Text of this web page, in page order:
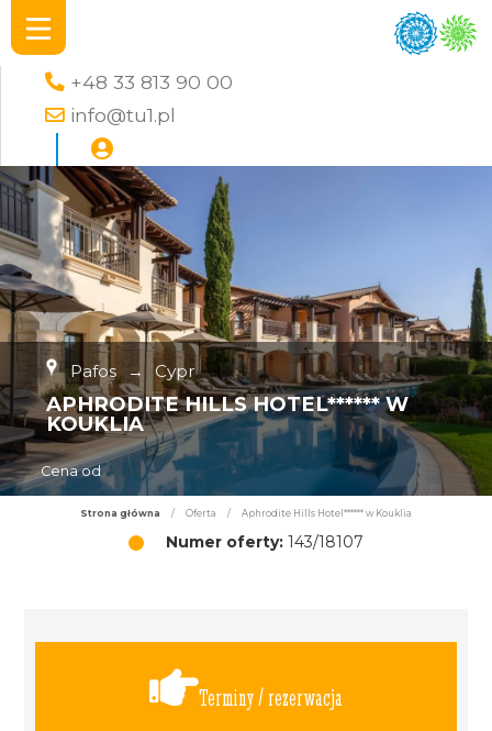
+48 33 813 90 00
info@tu1.pl
Pafos → Cypr
APHRODITE HILLS HOTEL****** W
KOUKLIA
Cena od
Strona główna / Oferta / Aphrodite Hills Hotel****** w Kouklia
Numer oferty: 143/18107
Terminy / rezerwacja